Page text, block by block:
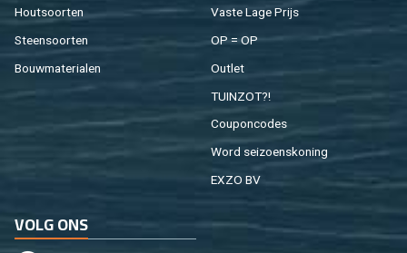
Hout­soor­ten
Steen­soor­ten
Bouw­ma­te­ri­a­len
Vaste Lage Prijs
OP = OP
Out­let
TUIN­ZOT?!
Cou­pon­co­des
Word sei­zoens­ko­ning
EXZO BV
VOLG ONS